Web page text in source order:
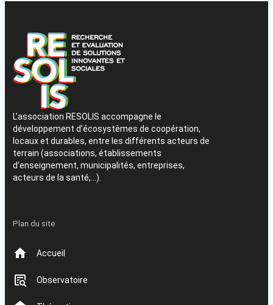
L’association RESOLIS accompagne le
développement d’écosystèmes de coopération,
locaux et durables, entre les différents acteurs de
terrain (associations, établissements
d’enseignement, municipalités, entreprises,
acteurs de la santé,…).
Plan du site
Accueil
Observatoire